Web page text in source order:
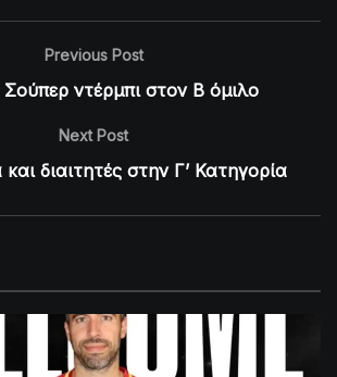
Previous Post
ντέρμπι στον Β όμιλο
Next Post
διαιτητές στην Γ’ Κατηγορία